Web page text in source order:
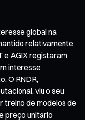
global na
relativamente
e AGIX registaram
interesse
O RNDR,
viu o seu
treino de modelos de
preço unitário